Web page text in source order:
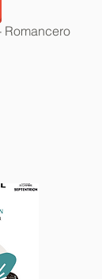
Romancero